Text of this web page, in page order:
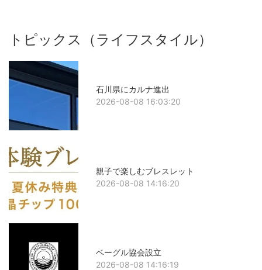
トピックス（ライフスタイル）
石川県にカルナ進出
2026-08-08 16:03:20
親子で楽しむブレスレット
2026-08-08 14:16:20
ベーグル協会設立
2026-08-08 14:16:19